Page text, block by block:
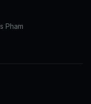
Pham